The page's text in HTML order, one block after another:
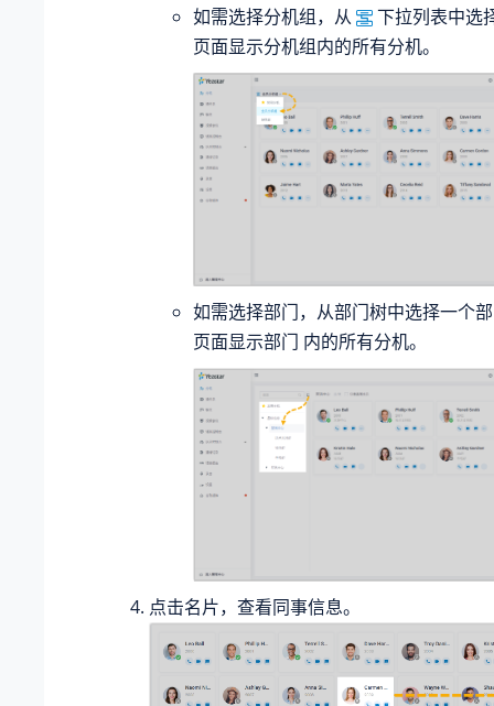
如需选择分机组，从
下拉列表中选
页面显示分机组内的所有分机。
如需选择部门，从部门树中选择一个
页面显示部门 内的所有分机。
点击名片，查看同事信息。